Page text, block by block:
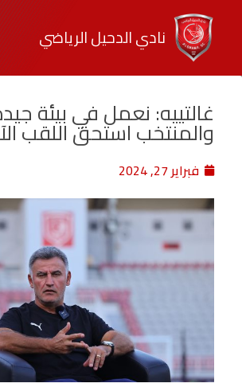
نادي الدحيل الرياضي
غالتييه: نعمل في بيئة
والمنتخب استحق اللقب
فبراير 27, 2024